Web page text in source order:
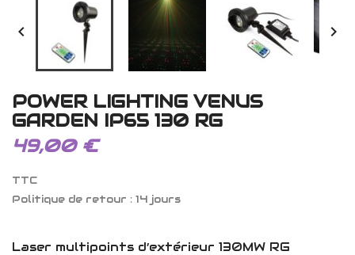
 
POWER LIGHTING VENUS
GARDEN IP65 130 RG
49,00 €
TTC
Politique de retour : 14 jours
Laser multipoints d’extérieur 130MW RG